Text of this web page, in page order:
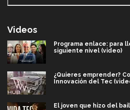
Videos
Programa enlace: para
siguiente nivel (video)
¿Quieres emprender?
Innovación del Tec
El joven que hizo del